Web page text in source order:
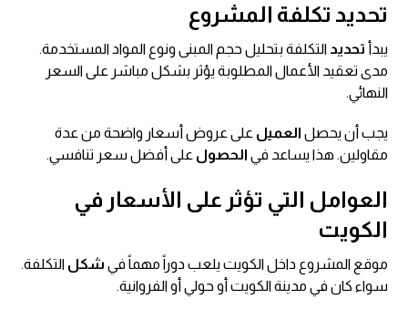
تحديد تكلفة المشروع
يبدأ تحديد التكلفة بتحليل حجم المبنى ونوع المواد المستخدمة.
مدى تعقيد الأعمال المطلوبة يؤثر بشكل مباشر على السعر
النهائي.
يجب أن يحصل العميل على عروض أسعار واضحة من عدة
مقاولين. هذا يساعد في الحصول على أفضل سعر تنافسي.
العوامل التي تؤثر على الأسعار في
الكويت
موقع المشروع داخل الكويت يلعب دوراً مهماً في شكل التكلفة.
سواء كان في مدينة الكويت أو حولي أو الفروانية.